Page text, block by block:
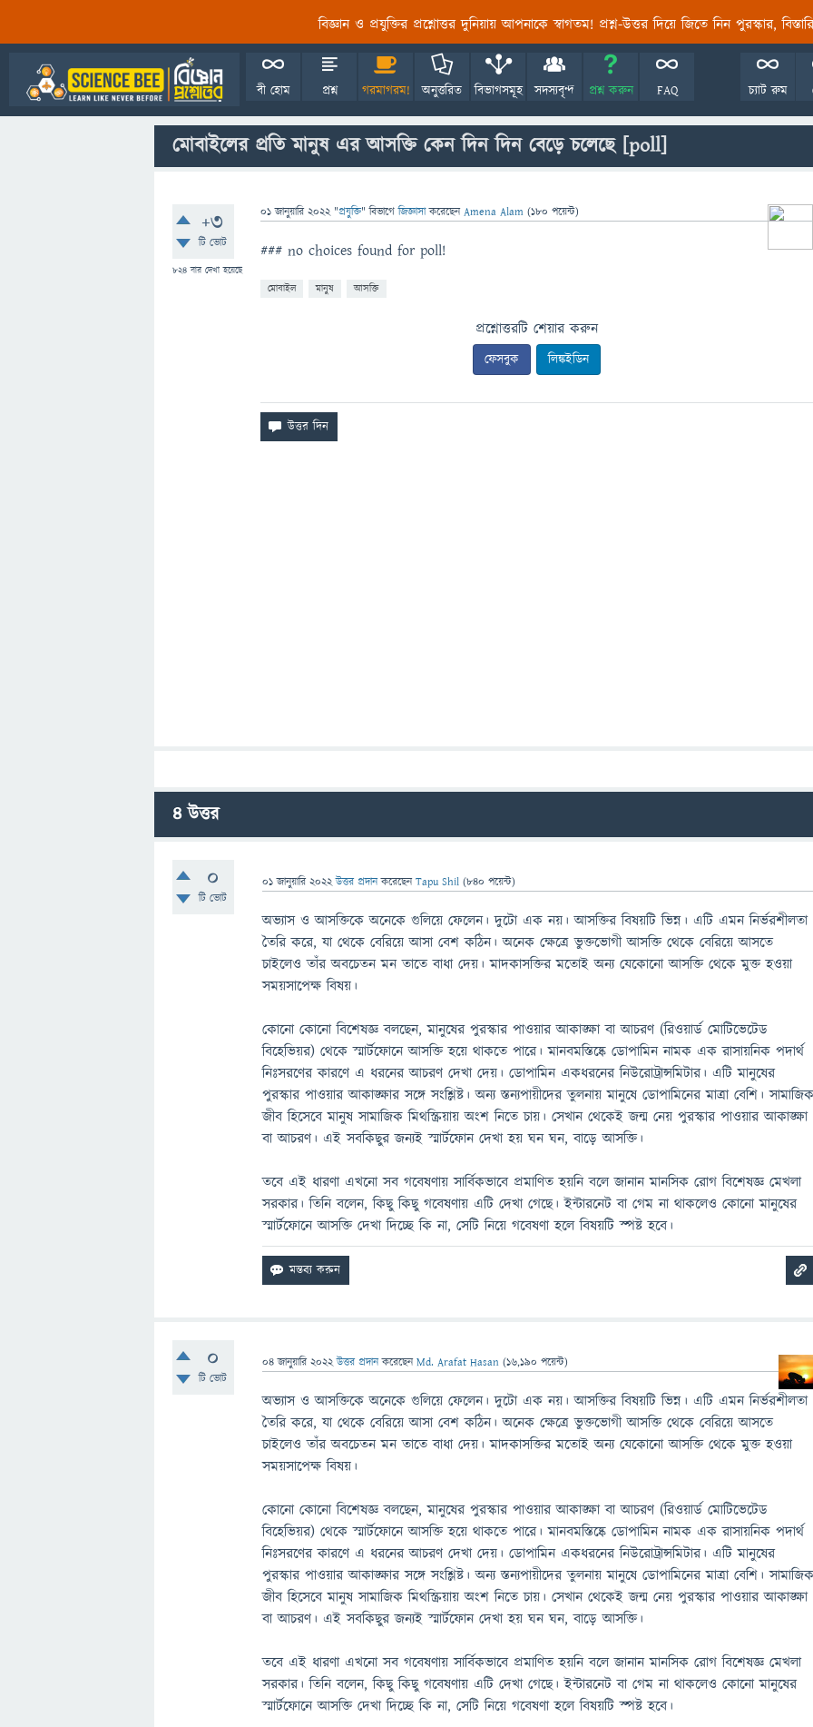
বিজ্ঞান ও প্রযুক্তির প্রশ্নোত্তর দুনিয়ায় আপনাকে স্বাগতম! প্রশ্ন-উত্তর দিয়ে জিতে নিন পুরস্কার,
বী হোম প্রশ্ন গরমাগরম! অনুত্তরিত বিভাগসমূহ সদস্যবৃন্দ প্রশ্ন করুন FAQ চ্যাট রুম
মোবাইলের প্রতি মানুষ এর আসক্তি কেন দিন দিন বেড়ে চলেছে[poll]
+3
টি ভোট
824 বার দেখা হয়েছে
01 জানুয়ারি 2022 "প্রযুক্তি" বিভাগে জিজ্ঞাসাকরেছেনAmena Alam (180 পয়েন্ট)
### no choices found for poll!
মোবাইল মানুষ আসক্তি
প্রশ্নোত্তরটি শেয়ার করুন
ফেসবুক লিঙ্কইডিন
4উত্তর
0
টি ভোট
01 জানুয়ারি 2022 উত্তর প্রদান করেছেনTapu Shil (840 পয়েন্ট)
অভ্যাস ও আসক্তিকে অনেকে গুলিয়ে ফেলেন। দুটো এক নয়। আসক্তির বিষয়টি ভিন্ন। এটি এমন নির্ভরশীলতা
তৈরি করে, যা থেকে বেরিয়ে আসা বেশ কঠিন। অনেক ক্ষেত্রে ভুক্তভোগী আসক্তি থেকে বেরিয়ে আসতে
চাইলেও তাঁর অবচেতন মন তাতে বাধা দেয়। মাদকাসক্তির মতোই অন্য যেকোনো আসক্তি থেকে মুক্ত হওয়া
সময়সাপেক্ষ বিষয়।
কোনো কোনো বিশেষজ্ঞ বলছেন, মানুষের পুরস্কার পাওয়ার আকাঙ্ক্ষা বা আচরণ (রিওয়ার্ড মোটিভেটেড
বিহেভিয়র) থেকে স্মার্টফোনে আসক্তি হয়ে থাকতে পারে। মানবমস্তিষ্কে ডোপামিন নামক এক রাসায়নিক পদার্থ
নিঃসরণের কারণে এ ধরনের আচরণ দেখা দেয়। ডোপামিন একধরনের নিউরোট্রান্সমিটার। এটি মানুষের
পুরস্কার পাওয়ার আকাঙ্ক্ষার সঙ্গে সংশ্লিষ্ট। অন্য স্তন্যপায়ীদের তুলনায় মানুষে ডোপামিনের মাত্রা বেশি।
জীব হিসেবে মানুষ সামাজিক মিথস্ক্রিয়ায় অংশ নিতে চায়। সেখান থেকেই জন্ম নেয় পুরস্কার পাওয়ার আকাঙ্ক্ষা
বা আচরণ। এই সবকিছুর জন্যই স্মার্টফোন দেখা হয় ঘন ঘন, বাড়ে আসক্তি।
তবে এই ধারণা এখনো সব গবেষণায় সার্বিকভাবে প্রমাণিত হয়নি বলে জানান মানসিক রোগ বিশেষজ্ঞ মেখলা
সরকার। তিনি বলেন, কিছু কিছু গবেষণায় এটি দেখা গেছে। ইন্টারনেট বা গেম না থাকলেও কোনো মানুষের
স্মার্টফোনে আসক্তি দেখা দিচ্ছে কি না, সেটি নিয়ে গবেষণা হলে বিষয়টি স্পষ্ট হবে।
0
টি ভোট
04 জানুয়ারি 2022 উত্তর প্রদান করেছেনMd. Arafat Hasan (16,190 পয়েন্ট)
অভ্যাস ও আসক্তিকে অনেকে গুলিয়ে ফেলেন। দুটো এক নয়। আসক্তির বিষয়টি ভিন্ন। এটি এমন নির্ভরশীলতা
তৈরি করে, যা থেকে বেরিয়ে আসা বেশ কঠিন। অনেক ক্ষেত্রে ভুক্তভোগী আসক্তি থেকে বেরিয়ে আসতে
চাইলেও তাঁর অবচেতন মন তাতে বাধা দেয়। মাদকাসক্তির মতোই অন্য যেকোনো আসক্তি থেকে মুক্ত হওয়া
সময়সাপেক্ষ বিষয়।
কোনো কোনো বিশেষজ্ঞ বলছেন, মানুষের পুরস্কার পাওয়ার আকাঙ্ক্ষা বা আচরণ (রিওয়ার্ড মোটিভেটেড
বিহেভিয়র) থেকে স্মার্টফোনে আসক্তি হয়ে থাকতে পারে। মানবমস্তিষ্কে ডোপামিন নামক এক রাসায়নিক পদার্থ
নিঃসরণের কারণে এ ধরনের আচরণ দেখা দেয়। ডোপামিন একধরনের নিউরোট্রান্সমিটার। এটি মানুষের
পুরস্কার পাওয়ার আকাঙ্ক্ষার সঙ্গে সংশ্লিষ্ট। অন্য স্তন্যপায়ীদের তুলনায় মানুষে ডোপামিনের মাত্রা বেশি।
জীব হিসেবে মানুষ সামাজিক মিথস্ক্রিয়ায় অংশ নিতে চায়। সেখান থেকেই জন্ম নেয় পুরস্কার পাওয়ার আকাঙ্ক্ষা
বা আচরণ। এই সবকিছুর জন্যই স্মার্টফোন দেখা হয় ঘন ঘন, বাড়ে আসক্তি।
তবে এই ধারণা এখনো সব গবেষণায় সার্বিকভাবে প্রমাণিত হয়নি বলে জানান মানসিক রোগ বিশেষজ্ঞ মেখলা
সরকার। তিনি বলেন, কিছু কিছু গবেষণায় এটি দেখা গেছে। ইন্টারনেট বা গেম না থাকলেও কোনো মানুষের
স্মার্টফোনে আসক্তি দেখা দিচ্ছে কি না, সেটি নিয়ে গবেষণা হলে বিষয়টি স্পষ্ট হবে।